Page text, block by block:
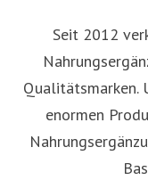
Seit 2012
Qualitätsmarken.
enormen